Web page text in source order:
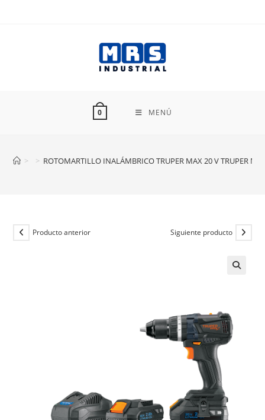
0 MENÚ
> > ROTOMARTILLO INALÁMBRICO TRUPER MAX 20 V TRUPER
Producto anterior Siguiente producto